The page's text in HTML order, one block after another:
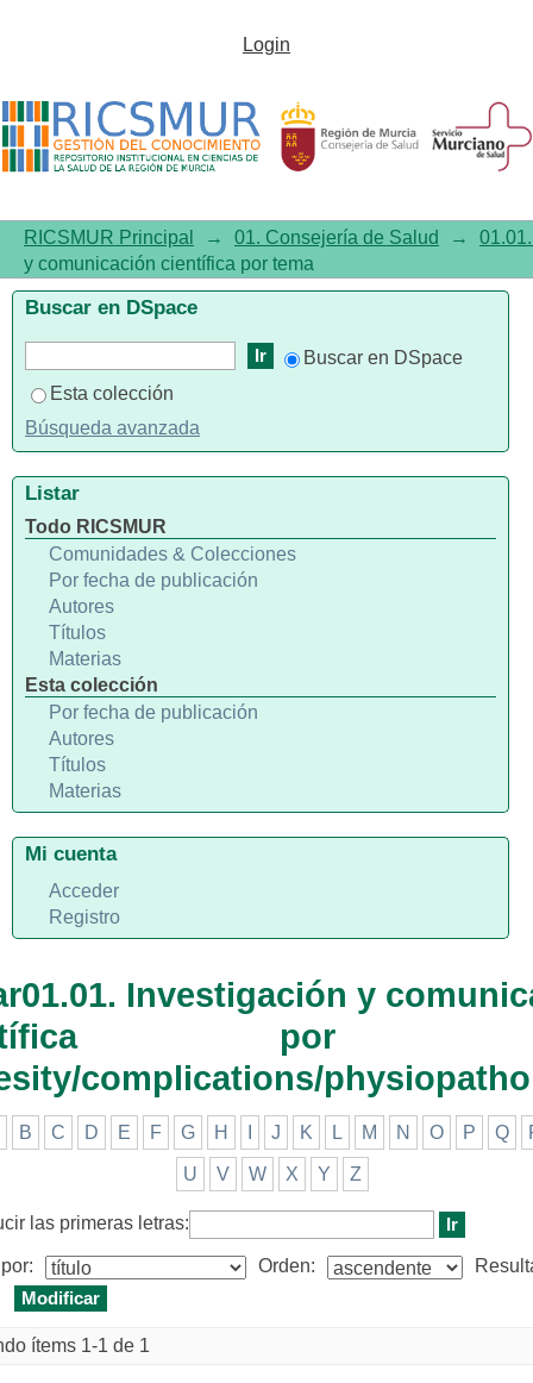
Listar01.01. Investigación y
"Obesity/complications/
Login
RICSMUR Principal → 01. Consejería de Salud →
y comunicación científica por tema
Investigación y
por
complications/
B C D E F G H J K L M N O P Q
U V W X Y Z
las primeras letras:
Orden:
ítems 1-1 de 1
Buscar en DSpace
Buscar en DSpace
Esta colección
Búsqueda avanzada
Listar
Todo RICSMUR
Comunidades & Colecciones
Por fecha de publicación
Autores
Títulos
Materias
Esta colección
Por fecha de publicación
Autores
Títulos
Materias
Mi cuenta
Acceder
Registro